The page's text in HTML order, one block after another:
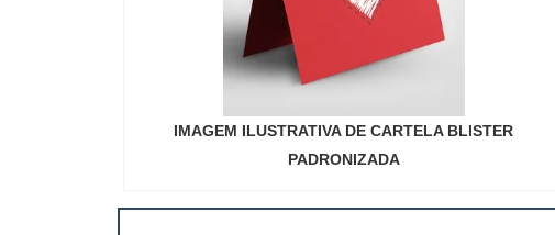
IMAGEM ILUSTRATIVA DE CARTELA BLISTER
PADRONIZADA